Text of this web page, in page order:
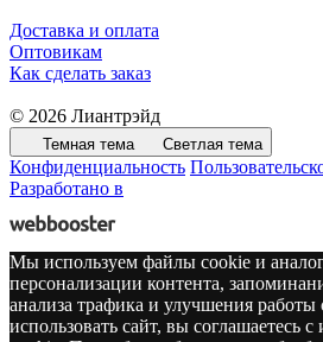
Доставка и оплата
Оптовикам
Как сделать заказ
© 2026 Лиантрэйд
Темная тема Светлая тема
Конфиденциальность
Разработано в
Мы используем файлы cookie и
персонализации контента,
анализа трафика и улучшения
использовать сайт, вы соглашаетесь